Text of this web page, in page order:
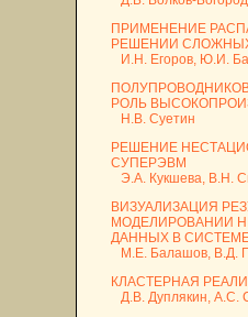
ПРИМЕНЕНИЕ
РЕШЕНИИ
И.Н. Егоров, Ю.И.
РОЛЬ
Н.В. Суетин
РЕШЕНИЕ
СУПЕРЭВМ
Э.А. Кукшева, В.Н.
ВИЗУАЛИЗАЦИЯ
МОДЕЛИРОВАНИИ
ДАННЫХ В СИСТЕМЕ
М.Е. Балашов, В.Д.
КЛАСТЕРНАЯ
Д.В. Дуплякин, А.С.